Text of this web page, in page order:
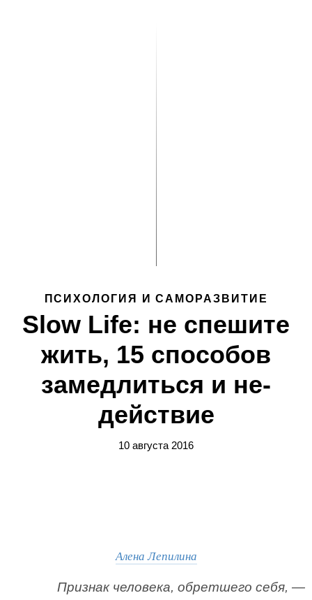
ПСИХОЛОГИЯ И САМОРАЗВИТИЕ
Slow Life: не спешите
жить, 15 способов
замедлиться и не-
действие
10 августа 2016
Алена Лепилина
Признак человека, обретшего себя, —